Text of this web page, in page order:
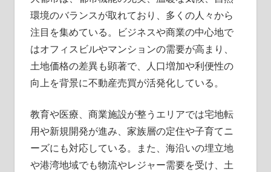
環境のバランスが取れており、多くの人々から
注目を集めている。ビジネスや商業の中心地で
はオフィスビルやマンションの需要が高まり、
土地価格の差異も顕著で、人口増加や利便性の
向上を背景に不動産売買が活発化している。
教育や医療、商業施設が整うエリアでは宅地転
用や新規開発が進み、家族層の定住や子育てニ
ーズにも対応している。また、海沿いの埋立地
や港湾地域でも物流やレジャー需要を受け、土